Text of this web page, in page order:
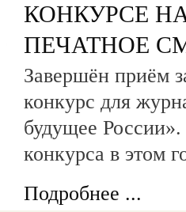
КОНКУРСЕ
ПЕЧАТНОЕ
Завершён приём
конкурс для
будущее России».
конкурса в этом
Подробнее ...